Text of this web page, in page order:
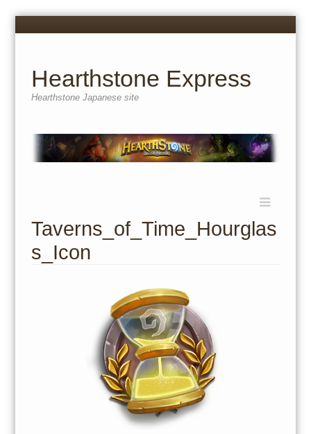
Menu
Hearthstone Express
Hearthstone Japanese site
content
Taverns_of_Time_Hourglas
s_Icon